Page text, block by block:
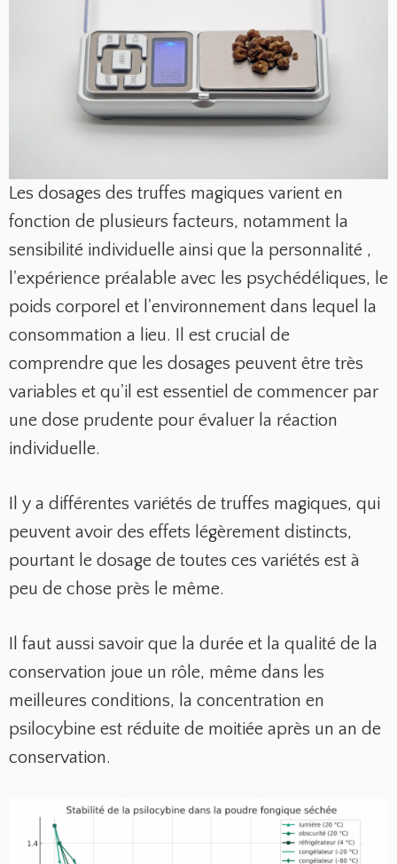
Les dosages des truffes magiques varient en
fonction de plusieurs facteurs, notamment la
sensibilité individuelle ainsi que la personnalité ,
l'expérience préalable avec les psychédéliques, le
poids corporel et l'environnement dans lequel la
consommation a lieu. Il est crucial de
comprendre que les dosages peuvent être très
variables et qu'il est essentiel de commencer par
une dose prudente pour évaluer la réaction
individuelle.
Il y a différentes variétés de truffes magiques, qui
peuvent avoir des effets légèrement distincts,
pourtant le dosage de toutes ces variétés est à
peu de chose près le même.
Il faut aussi savoir que la durée et la qualité de la
conservation joue un rôle, même dans les
meilleures conditions, la concentration en
psilocybine est réduite de moitiée après un an de
conservation.